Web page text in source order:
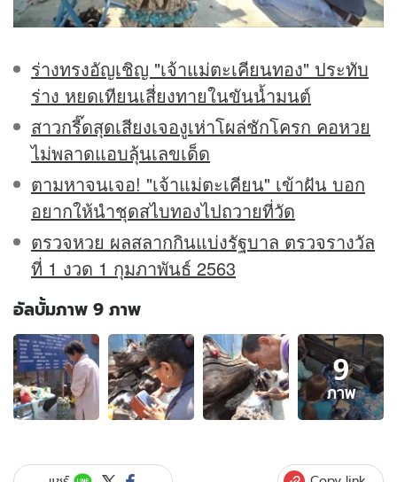
ร่างทรงอัญเชิญ "เจ้าแม่ตะเคียนทอง" ประทับ
ร่าง หยดเทียนเสี่ยงทายในขันน้ำมนต์
สาวกรี๊ดสุดเสียงเจองูเห่าโผล่ชักโครก คอหวย
ไม่พลาดแอบลุ้นเลขเด็ด
ตามหาจนเจอ! "เจ้าแม่ตะเคียน" เข้าฝัน บอก
อยากให้นำชุดสไบทองไปถวายที่วัด
ตรวจหวย ผลสลากกินแบ่งรัฐบาล ตรวจรางวัล
ที่ 1 งวด 1 กุมภาพันธ์ 2563
อัลบั้มภาพ 9 ภาพ
อัลบั้ม
ภาพ
9
ภาพ
ของ
แห่
9
ภาพ